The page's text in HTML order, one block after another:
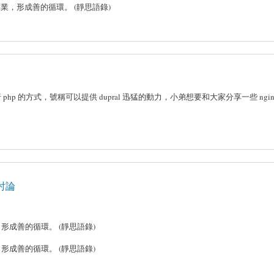
，形成善的循環。 (靜思語錄)
的方式，號稱可以提供 dupral 迅猛的動力，小弟想要和大家分享一些
論
成善的循環。 (靜思語錄)
成善的循環。 (靜思語錄)